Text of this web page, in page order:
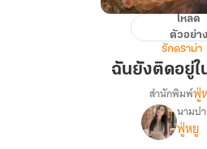
ติด
โหลด
ตัวอย่าง
รักดราม่า
ฉันยังติดอยู่ใ
เรื่อง
ฉัน
สำนักพิมพ์ฟู่
นามป
ฟู่หยู